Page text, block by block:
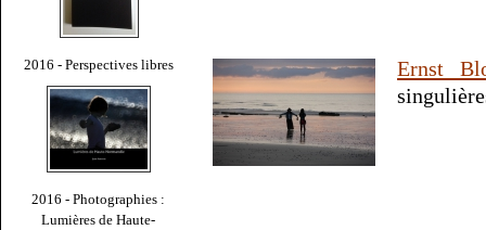
2016 - Perspectives libres
2016 - Photographies :
Lumières de Haute-
Ernst